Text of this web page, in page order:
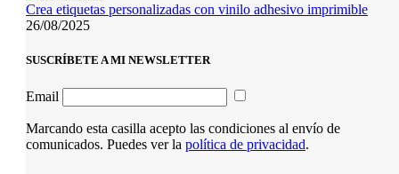
Crea etiquetas personalizadas con vinilo adhesivo imprimible
26/08/2025
SUSCRÍBETE A MI NEWSLETTER
Email
Marcando esta casilla acepto las condiciones al envío de
comunicados. Puedes ver la política de privacidad.